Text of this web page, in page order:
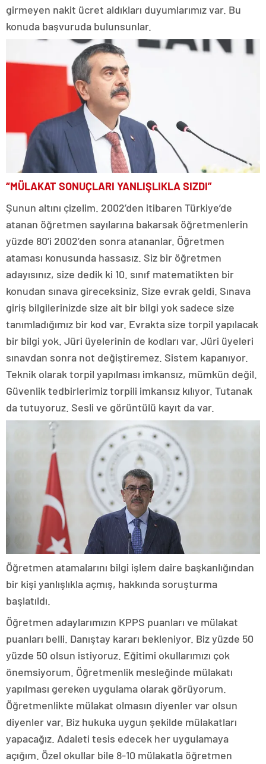
girmeyen nakit ücret aldıkları duyumlarımız var. Bu
konuda başvuruda bulunsunlar.
“MÜLAKAT SONUÇLARI YANLIŞLIKLA SIZDI”
Şunun altını çizelim. 2002’den itibaren Türkiye’de
atanan öğretmen sayılarına bakarsak öğretmenlerin
yüzde 80’i 2002’den sonra atananlar. Öğretmen
ataması konusunda hassasız. Siz bir öğretmen
adayısınız, size dedik ki 10. sınıf matematikten bir
konudan sınava gireceksiniz. Size evrak geldi. Sınava
giriş bilgilerinizde size ait bir bilgi yok sadece size
tanımladığımız bir kod var. Evrakta size torpil yapılacak
bir bilgi yok. Jüri üyelerinin de kodları var. Jüri üyeleri
sınavdan sonra not değiştiremez. Sistem kapanıyor.
Teknik olarak torpil yapılması imkansız, mümkün değil.
Güvenlik tedbirlerimiz torpili imkansız kılıyor. Tutanak
da tutuyoruz. Sesli ve görüntülü kayıt da var.
Öğretmen atamalarını bilgi işlem daire başkanlığından
bir kişi yanlışlıkla açmış, hakkında soruşturma
başlatıldı.
Öğretmen adaylarımızın KPPS puanları ve mülakat
puanları belli. Danıştay kararı bekleniyor. Biz yüzde 50
yüzde 50 olsun istiyoruz. Eğitimi okullarımızı çok
önemsiyorum. Öğretmenlik mesleğinde mülakatı
yapılması gereken uygulama olarak görüyorum.
Öğretmenlikte mülakat olmasın diyenler var olsun
diyenler var. Biz hukuka uygun şekilde mülakatları
yapacağız. Adaleti tesis edecek her uygulamaya
açığım. Özel okullar bile 8-10 mülakatla öğretmen